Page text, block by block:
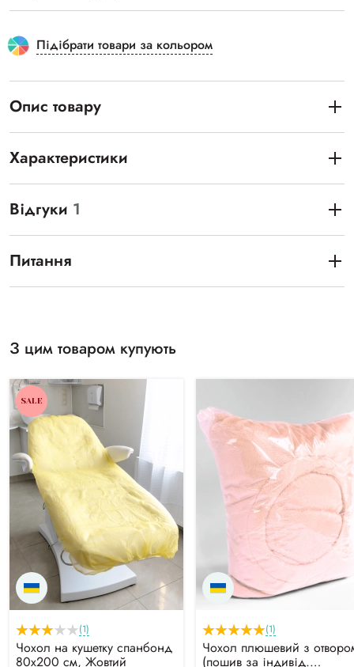
Підібрати товари за кольором
Опис товару
Характеристики
Відгуки 1
Питання
З цим товаром купують
SALE
(1)
Чохол на кушетку спанбонд
80х200 см, Жовтий
(1)
Чохол плюшевий з
(пошив за індивід.